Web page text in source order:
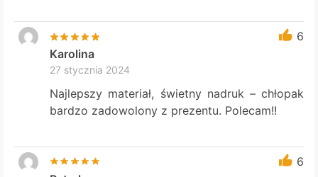
6
Karolina
27 stycznia 2024
Najlepszy materiał, świetny nadruk – chłopak
bardzo zadowolony z prezentu. Polecam!!
6